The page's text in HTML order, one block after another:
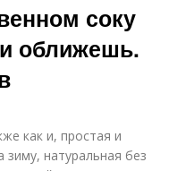
соку
оближешь.
как и, простая и
натуральная без